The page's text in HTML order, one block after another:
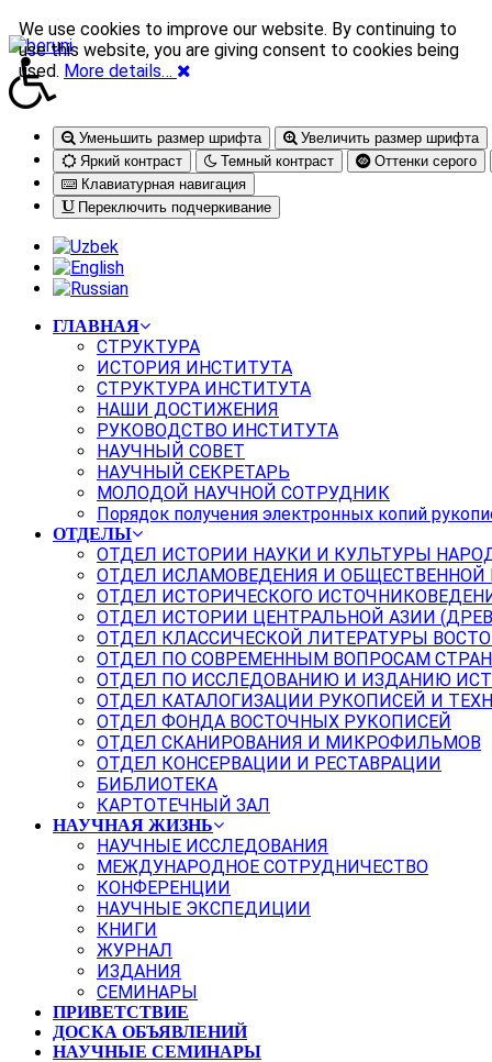
Уменьшить размер шрифта
Увеличить размер шрифта
Яркий контраст
Темный контраст
Оттенки серого
Клавиатурная навигация
Переключить подчеркивание
ГЛАВНАЯ
СТРУКТУРА
ИСТОРИЯ ИНСТИТУТА
СТРУКТУРА ИНСТИТУТА
НАШИ ДОСТИЖЕНИЯ
РУКОВОДСТВО ИНСТИТУТА
НАУЧНЫЙ СОВЕТ
НАУЧНЫЙ СЕКРЕТАРЬ
МОЛОДОЙ НАУЧНОЙ СОТРУДНИК
Порядок получения электронных копий
ОТДЕЛЫ
ОТДЕЛ ИСТОРИИ НАУКИ И КУЛЬТУРЫ
ОТДЕЛ ИСЛАМОВЕДЕНИЯ И
ОТДЕЛ ИСТОРИЧЕСКОГО
ОТДЕЛ ИСТОРИИ ЦЕНТРАЛЬНОЙ АЗИИ
ОТДЕЛ КЛАССИЧЕСКОЙ ЛИТЕРАТУРЫ
ОТДЕЛ ПО СОВРЕМЕННЫМ ВОПРОСАМ
ОТДЕЛ ПО ИССЛЕДОВАНИЮ И ИЗДАНИЮ
ОТДЕЛ КАТАЛОГИЗАЦИИ РУКОПИСЕЙ И
ОТДЕЛ ФОНДА ВОСТОЧНЫХ РУКОПИСЕЙ
ОТДЕЛ СКАНИРОВАНИЯ И МИКРОФИЛЬМОВ
ОТДЕЛ КОНСЕРВАЦИИ И РЕСТАВРАЦИИ
БИБЛИОТЕКА
КАРТОТЕЧНЫЙ ЗАЛ
НАУЧНАЯ ЖИЗНЬ
НАУЧНЫЕ ИССЛЕДОВАНИЯ
МЕЖДУНАРОДНОЕ СОТРУДНИЧЕСТВО
КОНФЕРЕНЦИИ
НАУЧНЫЕ ЭКСПЕДИЦИИ
КНИГИ
ЖУРНАЛ
ИЗДАНИЯ
СЕМИНАРЫ
ПРИВЕТСТВИЕ
ДОСКА ОБЪЯВЛЕНИЙ
НАУЧНЫЕ СЕМИНАРЫ
We use cookies to improve our website. By continuing to
use this website, you are giving consent to cookies being
used. More details…